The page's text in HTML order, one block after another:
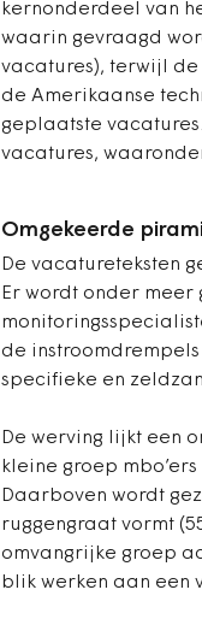
kernonderdeel van
waarin gevraagd
vacatures), terwijl
de Amerikaanse
geplaatste
vacatures,
Omgekeerde
De vacatureteksten
Er wordt onder
de
specifieke en
De werving lijkt een
kleine groep
Daarboven wordt
ruggengraat vormt
omvangrijke groep
blik werken aan een